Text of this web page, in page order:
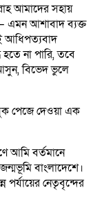
আমাদের সহায়
এমন আশাবাদ ব্যক্ত
আধিপত্যবাদ
না পারি, তবে
আসুন, বিভেদ ভুলে
পেজে দেওয়া এক
আমি বর্তমানে
বাংলাদেশে।
পর্যায়ের নেতৃবৃন্দের